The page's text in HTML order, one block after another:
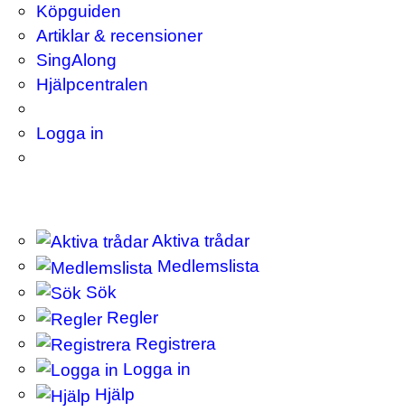
Köpguiden
Artiklar & recensioner
SingAlong
Hjälpcentralen
Logga in
Aktiva trådar
Medlemslista
Sök
Regler
Registrera
Logga in
Hjälp